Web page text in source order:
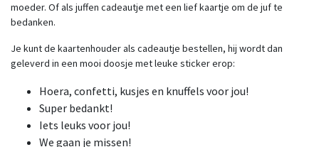
moeder. Of als juffen cadeautje met een lief kaartje om de juf te
bedanken.
Je kunt de kaartenhouder als cadeautje bestellen, hij wordt dan
geleverd in een mooi doosje met leuke sticker erop:
Hoera, confetti, kusjes en knuffels voor jou!
Super bedankt!
Iets leuks voor jou!
We gaan je missen!